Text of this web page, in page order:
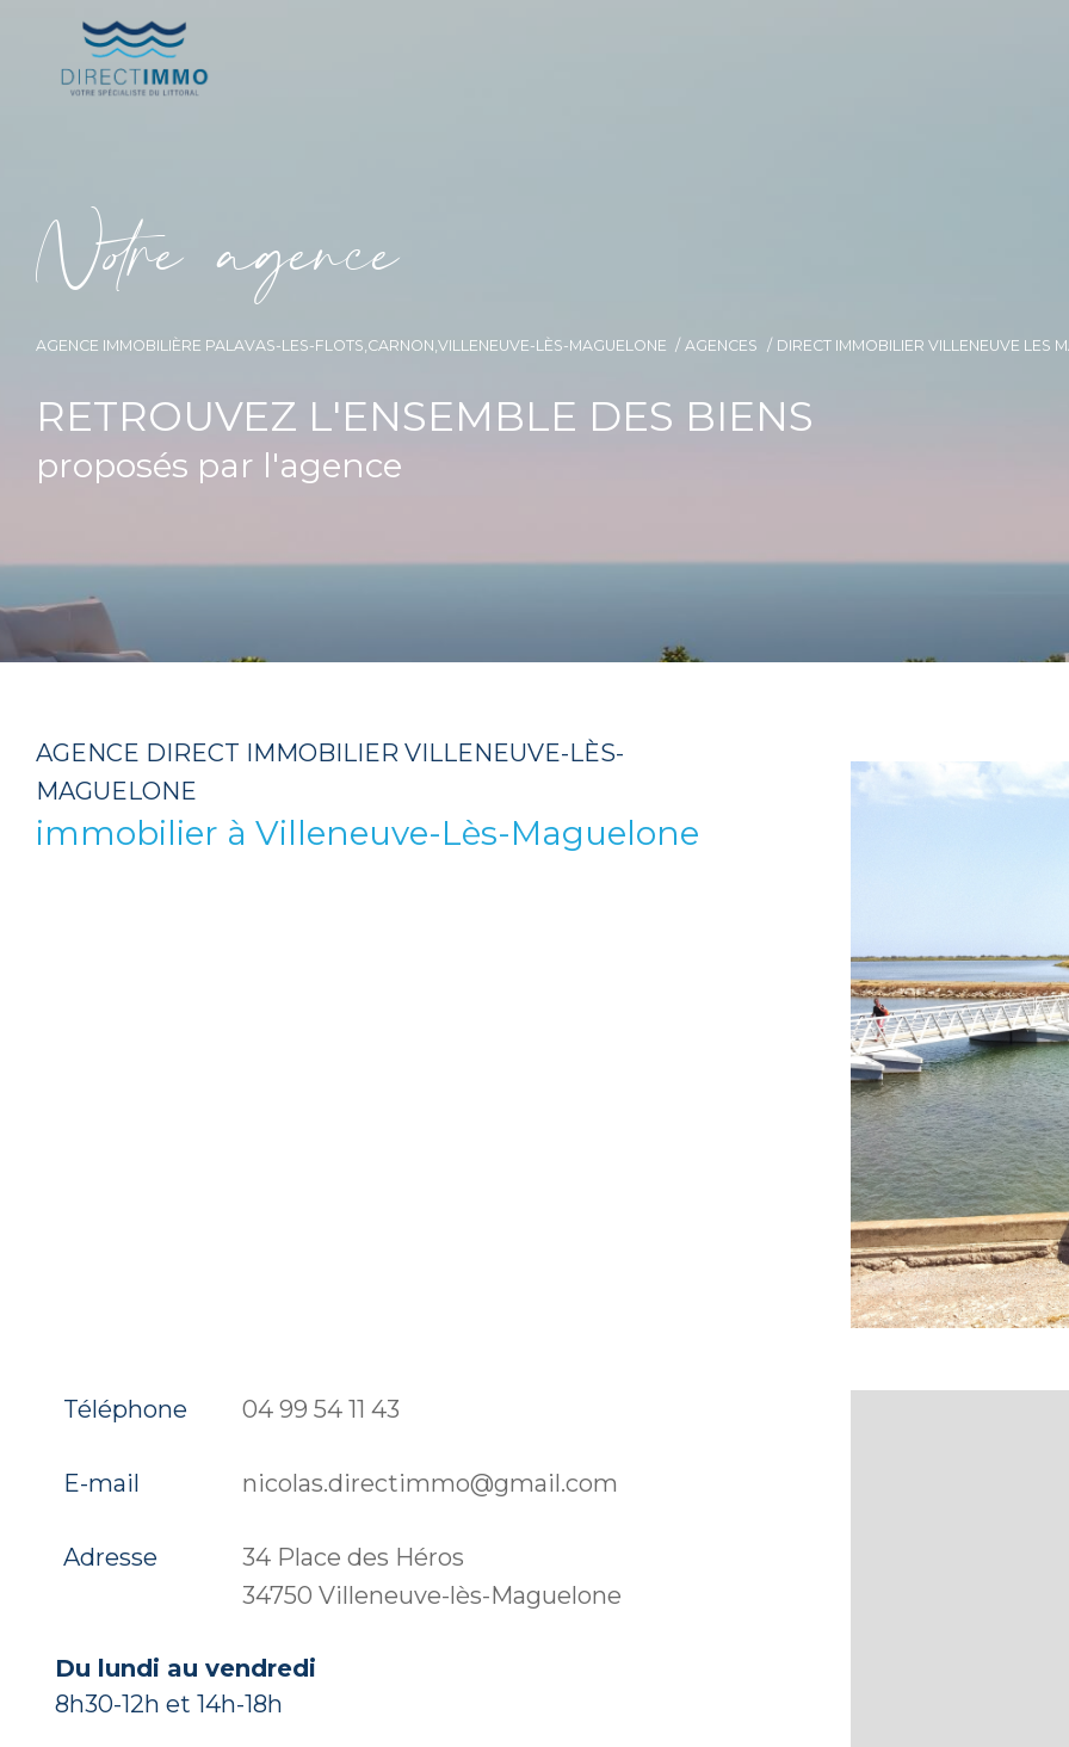
Nore agence
AGENCE IMMOBILIÈRE PALAVAS-LES-FLOTS,CARNON,VILLENEUVE-LÈS-MAGUELONE AGENCES DIRECT IMMOBILIER VILLENEUVE LES
RETROUVEZ L'ENSEMBLE DES BIENS
proposés par l'agence
AGENCE DIRECT IMMOBILIER VILLENEUVE-LÈS-
MAGUELONE
immobilier à Villeneuve-Lès-Maguelone
Téléphone 04 99 54 11 43
E-mail nicolas.directimmo@gmail.com
Adresse
34 Place des Héros
34750 Villeneuve-lès-Maguelone
Du lundi au vendredi
8h30-12h et 14h-18h